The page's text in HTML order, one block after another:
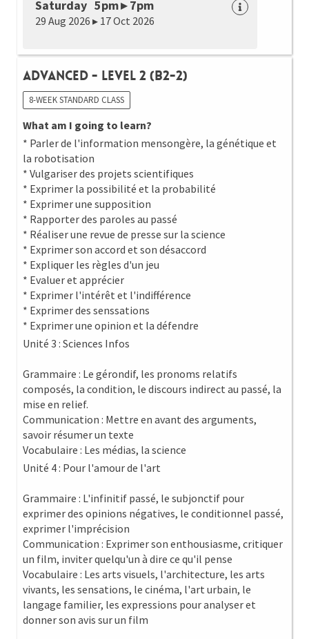
Saturday 5pm ▸ 7pm
29 Aug 2026 ▸ 17 Oct 2026
Advanced - Level 2 (B2-2)
8-WEEK STANDARD CLASS
What am I going to learn?
* Parler de l'information mensongère, la génétique et
la robotisation
* Vulgariser des projets scientifiques
* Exprimer la possibilité et la probabilité
* Exprimer une supposition
* Rapporter des paroles au passé
* Réaliser une revue de presse sur la science
* Exprimer son accord et son désaccord
* Expliquer les règles d'un jeu
* Evaluer et apprécier
* Exprimer l'intérêt et l'indifférence
* Exprimer des senssations
* Exprimer une opinion et la défendre
Unité 3 : Sciences Infos
Grammaire : Le gérondif, les pronoms relatifs
composés, la condition, le discours indirect au passé, la
mise en relief.
Communication : Mettre en avant des arguments,
savoir résumer un texte
Vocabulaire : Les médias, la science
Unité 4 : Pour l'amour de l'art
Grammaire : L'infinitif passé, le subjonctif pour
exprimer des opinions négatives, le conditionnel passé,
exprimer l'imprécision
Communication : Exprimer son enthousiasme, critiquer
un film, inviter quelqu'un à dire ce qu'il pense
Vocabulaire : Les arts visuels, l'architecture, les arts
vivants, les sensations, le cinéma, l'art urbain, le
langage familier, les expressions pour analyser et
donner son avis sur un film